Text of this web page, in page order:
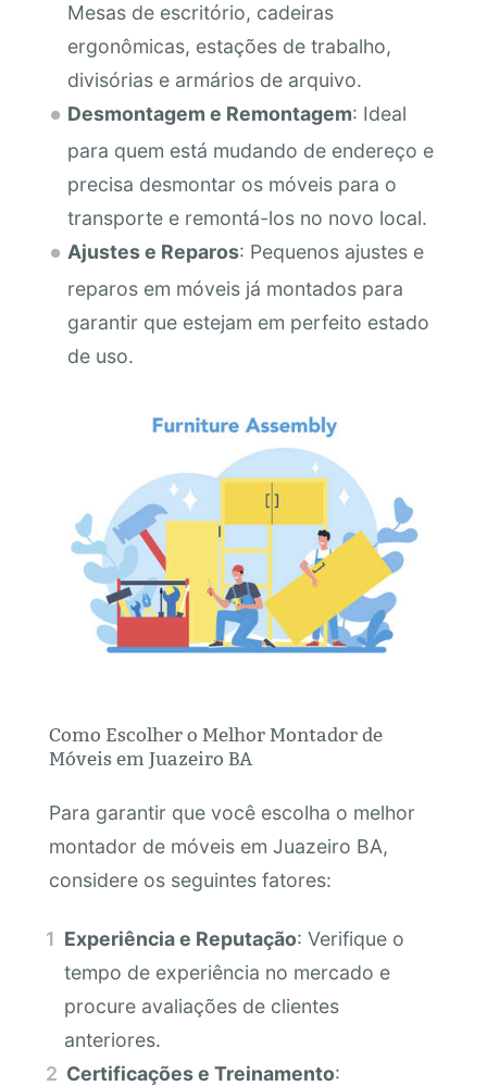
Mesas de escritório, cadeiras
ergonômicas, estações de trabalho,
divisórias e armários de arquivo.
Desmontagem e Remontagem: Ideal
para quem está mudando de endereço e
precisa desmontar os móveis para o
transporte e remontá-los no novo local.
Ajustes e Reparos: Pequenos ajustes e
reparos em móveis já montados para
garantir que estejam em perfeito estado
de uso.
Como Escolher o Melhor Montador de
Móveis em Juazeiro BA
Para garantir que você escolha o melhor
montador de móveis em Juazeiro BA,
considere os seguintes fatores:
Experiência e Reputação: Verifique o
tempo de experiência no mercado e
procure avaliações de clientes
anteriores.
Certificações e Treinamento: